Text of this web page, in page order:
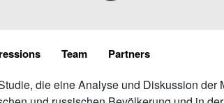
Team Partners
die eine Analyse und Diskussion der